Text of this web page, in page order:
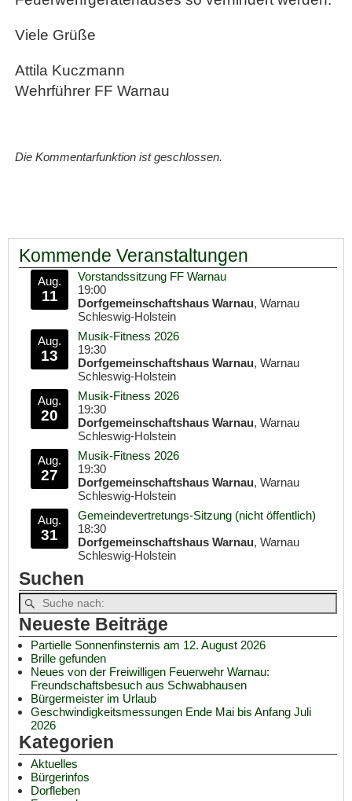
Viele Grüße
Attila Kuczmann
Wehrführer FF Warnau
Die Kommentarfunktion ist geschlossen.
Kommende Veranstaltungen
Aug.
11
Vorstandssitzung FF Warnau
19:00
Dorfgemeinschaftshaus Warnau, Warnau
Schleswig-Holstein
Aug.
13
Musik-Fitness 2026
19:30
Dorfgemeinschaftshaus Warnau, Warnau
Schleswig-Holstein
Aug.
20
Musik-Fitness 2026
19:30
Dorfgemeinschaftshaus Warnau, Warnau
Schleswig-Holstein
Aug.
27
Musik-Fitness 2026
19:30
Dorfgemeinschaftshaus Warnau, Warnau
Schleswig-Holstein
Aug.
31
Gemeindevertretungs-Sitzung (nicht öffentlich)
18:30
Dorfgemeinschaftshaus Warnau, Warnau
Schleswig-Holstein
Suchen
Neueste Beiträge
Partielle Sonnenfinsternis am 12. August 2026
Brille gefunden
Neues von der Freiwilligen Feuerwehr Warnau:
Freundschaftsbesuch aus Schwabhausen
Bürgermeister im Urlaub
Geschwindigkeitsmessungen Ende Mai bis Anfang Juli
2026
Kategorien
Aktuelles
Bürgerinfos
Dorfleben